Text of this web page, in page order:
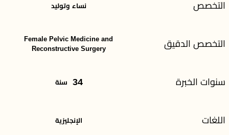
التخصص نساء وتوليد
التخصص الدقيق
Female Pelvic Medicine and
Reconstructive Surgery
سنوات الخبرة 34 سنة
اللغات الإنجليزية